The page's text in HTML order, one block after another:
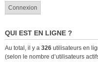
QUI EST EN LIGNE ?
Au total, il y a 326 utilisateurs en
(selon le nombre d’utilisateurs